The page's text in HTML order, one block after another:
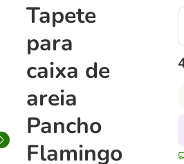
Tapete
para
caixa de
areia
Pancho
Flamingo